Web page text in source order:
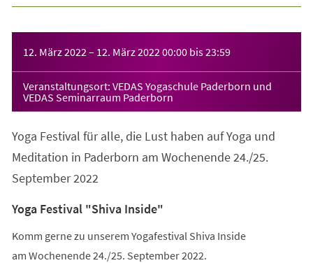
12. März 2022 – 12. März 2022 00:00 bis23:59
Veranstaltungsort: VEDAS Yogaschule Paderborn und
VEDAS Seminarraum Paderborn
Yoga Festival für alle, die Lust haben auf Yoga und
Meditation in Paderborn am Wochenende 24./25.
September 2022
Yoga Festival "Shiva Inside"
Komm gerne zu unserem Yogafestival Shiva Inside
am Wochenende 24./25. September 2022.